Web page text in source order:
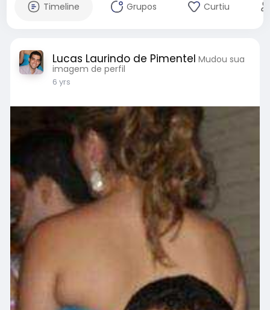
Timeline Grupos Curtiu
Lucas Laurindo de Pimentel Mudou sua
imagem de perfil
6 yrs